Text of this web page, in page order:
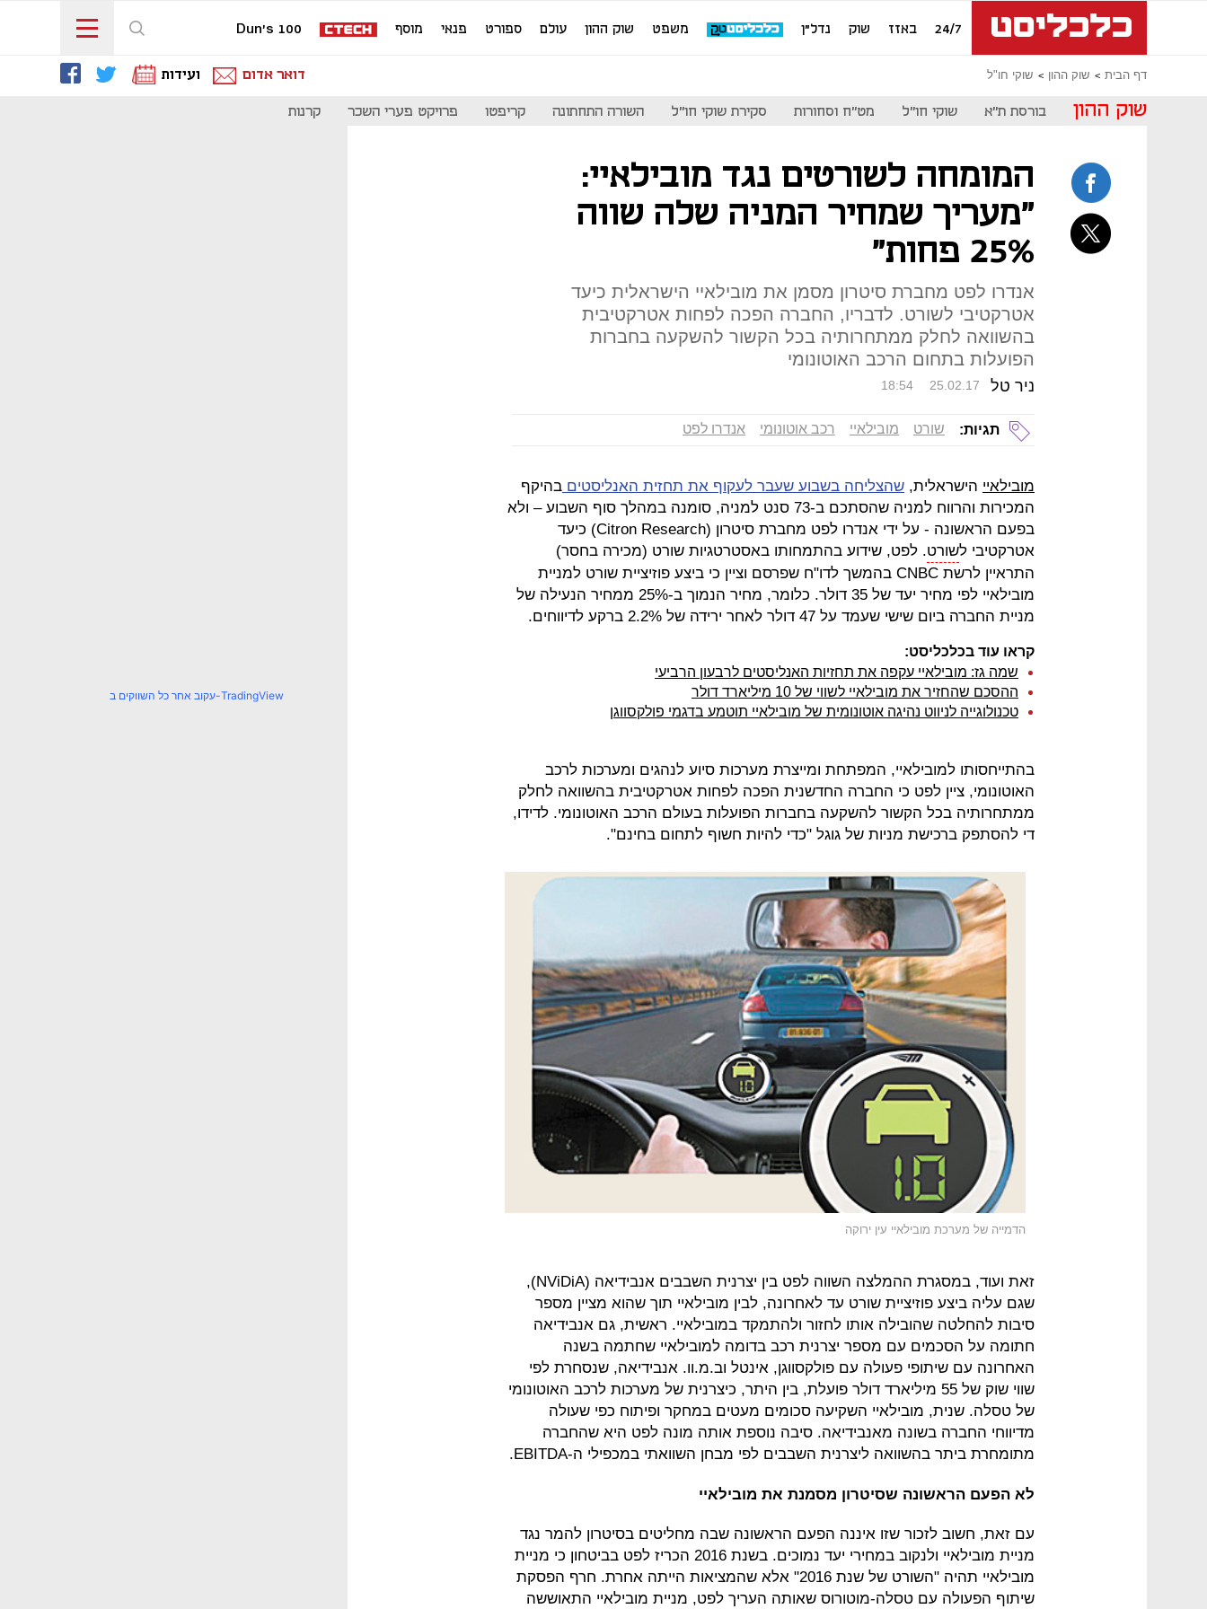
24/7 באזז שוק נדל"ן משפט שוק ההון עולם ספורט פנאי מוסף Dun's 100
דף הבית שוק ההון שוקי חו"ל דואר אדום ועידות
שוק ההון בורסת ת"א שוקי חו"ל מט"ח וסחורות סקירת שוקי חו"ל השורה התחתונה קריפטו פרויקט פערי השכר קרנות
המומחה לשורטים נגד מובילאיי:
"מעריך שמחיר המניה שלה שווה
25% פחות"
אנדרו לפט מחברת סיטרון מסמן את מובילאיי הישראלית כיעד
אטרקטיבי לשורט. לדבריו, החברה הפכה לפחות אטרקטיבית
בהשוואה לחלק ממתחרותיה בכל הקשור להשקעה בחברות
הפועלות בתחום הרכב האוטונומי
ניר טל 18:54 25.02.17
תגיות: שורט מובילאיי רכב אוטונומי אנדרו לפט
מובילאיי הישראלית, שהצליחה בשבוע שעבר לעקוף את תחזית האנליסטים בהיקף
המכירות והרווח למניה שהסתכם ב-73 סנט למניה, סומנה במהלך סוף השבוע – ולא
בפעם הראשונה - על ידי אנדרו לפט מחברת סיטרון (Citron Research) כיעד
אטרקטיבי לשורט. לפט, שידוע בהתמחותו באסטרטגיות שורט (מכירה בחסר)
התראיין לרשת CNBC בהמשך לדו"ח שפרסם וציין כי ביצע פוזיציית שורט למניית
מובילאיי לפי מחיר יעד של 35 דולר. כלומר, מחיר הנמוך ב-25% ממחיר הנעילה של
מניית החברה ביום שישי שעמד על 47 דולר לאחר ירידה של 2.2% ברקע לדיווחים.
קראו עוד בכלכליסט:
שמה גז: מובילאיי עקפה את תחזיות האנליסטים לרבעון הרביעי
ההסכם שהחזיר את מובילאיי לשווי של 10 מיליארד דולר
טכנולוגייה לניווט נהיגה אוטונומית של מובילאיי תוטמע בדגמי פולקסווגן
בהתייחסותו למובילאיי, המפתחת ומייצרת מערכות סיוע לנהגים ומערכות לרכב
האוטונומי, ציין לפט כי החברה החדשנית הפכה לפחות אטרקטיבית בהשוואה לחלק
ממתחרותיה בכל הקשור להשקעה בחברות הפועלות בעולם הרכב האוטונומי. לדידו,
די להסתפק ברכישת מניות של גוגל "כדי להיות חשוף לתחום בחינם".
הדמייה של מערכת מובילאיי עין ירוקה
זאת ועוד, במסגרת ההמלצה השווה לפט בין יצרנית השבבים אנבידיאה (NViDiA),
שגם עליה ביצע פוזיציית שורט עד לאחרונה, לבין מובילאיי תוך שהוא מציין מספר
סיבות להחלטה שהובילה אותו לחזור ולהתמקד במובילאיי. ראשית, גם אנבידיאה
חתומה על הסכמים עם מספר יצרנית רכב בדומה למובילאיי שחתמה בשנה
האחרונה עם שיתופי פעולה עם פולקסווגן, אינטל וב.מ.וו. אנבידיאה, שנסחרת לפי
שווי שוק של 55 מיליארד דולר פועלת, בין היתר, כיצרנית של מערכות לרכב האוטונומי
של טסלה. שנית, מובילאיי השקיעה סכומים מעטים במחקר ופיתוח כפי שעולה
מדיווחי החברה בשונה מאנבידיאה. סיבה נוספת אותה מונה לפט היא שהחברה
מתומחרת ביתר בהשוואה ליצרנית השבבים לפי מבחן השוואתי במכפילי ה-EBITDA.
לא הפעם הראשונה שסיטרון מסמנת את מובילאיי
עם זאת, חשוב לזכור שזו איננה הפעם הראשונה שבה מחליטים בסיטרון להמר נגד
מניית מובילאיי ולנקוב במחירי יעד נמוכים. בשנת 2016 הכריז לפט בביטחון כי מניית
מובילאיי תהיה "השורט של שנת 2016" אלא שהמציאות הייתה אחרת. חרף הפסקת
שיתוף הפעולה עם טסלה-מוטורוס שאותה העריך לפט, מניית מובילאיי התאוששה
עקוב אחר כל השווקים ב-TradingView